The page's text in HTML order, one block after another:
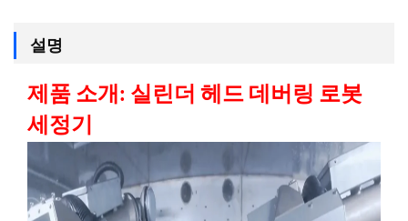
설명
제품 소개: 실린더 헤드 데버링 로봇
세정기